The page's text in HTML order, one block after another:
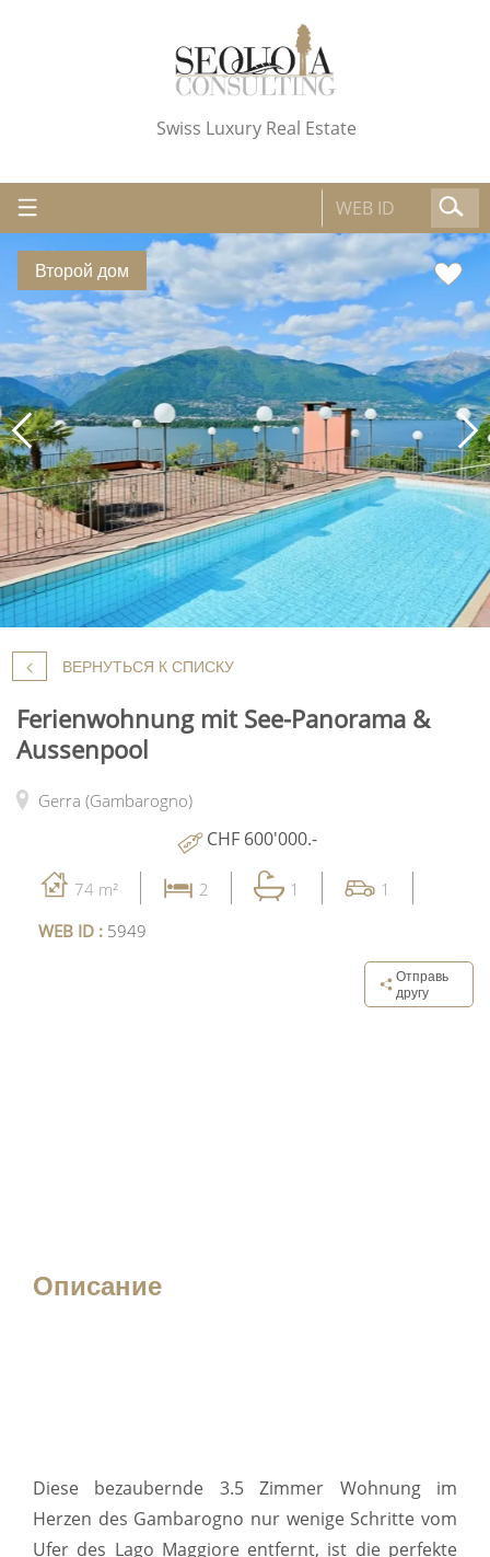
Swiss Luxury Real Estate
Второй дом
ВЕРНУТЬСЯ К СПИСКУ
Ferienwohnung mit See-Panorama &
Aussenpool
Gerra (Gambarogno)
CHF 600'000.-
74 m² 2 1
1
WEB ID : 5949
Отправь
другу
Описание
Diese bezaubernde 3.5 Zimmer Wohnung im
Herzen des Gambarogno nur wenige Schritte vom
Ufer des Lago Maggiore entfernt, ist die perfekte